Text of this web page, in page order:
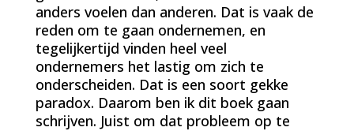
anders voelen dan anderen. Dat is vaak de
reden om te gaan ondernemen, en
tegelijkertijd vinden heel veel
ondernemers het lastig om zich te
onderscheiden. Dat is een soort gekke
paradox. Daarom ben ik dit boek gaan
schrijven. Juist om dat probleem op te